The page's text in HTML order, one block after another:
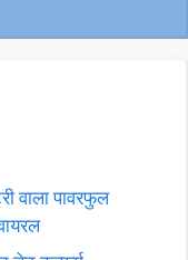
पावरफुल